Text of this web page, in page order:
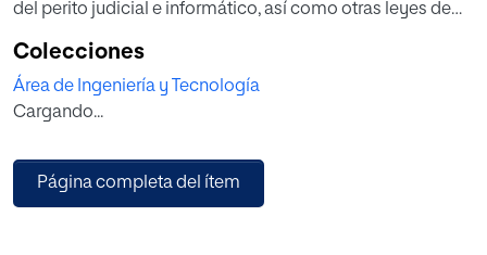
del perito judicial e informático, así como otras leyes de
comparativo de la legislación española vigente, como de
otros países latinoamericanos y del
mundo, basándose en el principio que toda norma tiene
la cúspide la Constitución, tomando como referencia la
pirámide de Kelsen. Lo que se busca
Colecciones
Área de Ingeniería y Tecnología
Cargando...
Página completa del ítem